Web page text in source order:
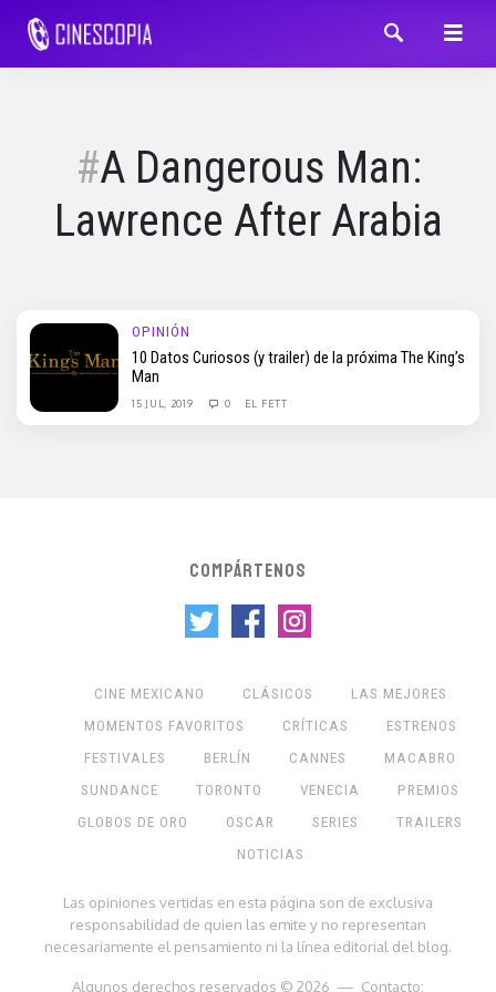
A Dangerous Man:
Lawrence After Arabia
OPINIÓN
10 Datos Curiosos (y trailer) de la próxima The King’s
Man
15 JUL, 2019 0 EL FETT
COMPÁRTENOS
CINE MEXICANO CLÁSICOS
LAS MEJORES
MOMENTOS FAVORITOS
CRÍTICAS
ESTRENOS
FESTIVALES
BERLÍN CANNES
MACABRO
SUNDANCE
TORONTO VENECIA
PREMIOS
GLOBOS DE ORO
OSCAR SERIES
TRAILERS
NOTICIAS
Las opiniones vertidas en esta página son de exclusiva
responsabilidad de quien las emite y no representan
necesariamente el pensamiento ni la línea editorial del blog.
Algunos derechos reservados © 2026 — Contacto: